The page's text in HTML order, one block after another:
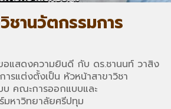
ชานวัตกรรมการ
แสดงความยินดี กับ ดร.ชานนท์ วาสิง
ารแต่งตั้งเป็น หัวหน้าสาขาวิชา
คณะการออกแบบและ
หาวิทยาลัยศรีปทุม